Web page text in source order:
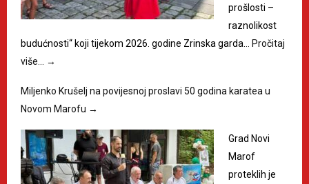
prošlosti –
raznolikost
budućnosti“ koji tijekom 2026. godine Zrinska garda…
Pročitaj
više…
→
Miljenko Krušelj na povijesnoj proslavi 50 godina karatea u
Novom Marofu →
Grad Novi
Marof
proteklih je